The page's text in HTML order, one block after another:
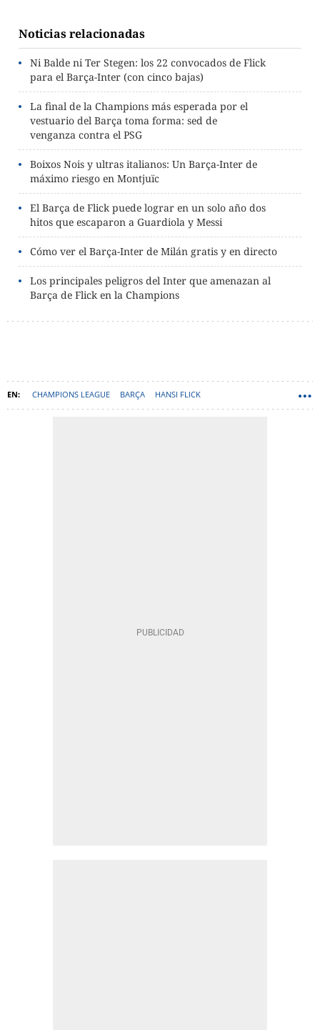
Noticias relacionadas
Ni Balde ni Ter Stegen: los 22 convocados de Flick
para el Barça-Inter (con cinco bajas)
La final de la Champions más esperada por el
vestuario del Barça toma forma: sed de
venganza contra el PSG
Boixos Nois y ultras italianos: Un Barça-Inter de
máximo riesgo en Montjuïc
El Barça de Flick puede lograr en un solo año dos
hitos que escaparon a Guardiola y Messi
Cómo ver el Barça-Inter de Milán gratis y en directo
Los principales peligros del Inter que amenazan al
Barça de Flick en la Champions
CHAMPIONS LEAGUE BARÇA HANSI FLICK